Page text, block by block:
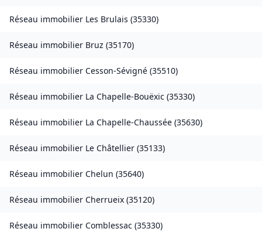
Réseau immobilier Les Brulais (35330)
Réseau immobilier Bruz (35170)
Réseau immobilier Cesson-Sévigné (35510)
Réseau immobilier La Chapelle-Bouëxic (35330)
Réseau immobilier La Chapelle-Chaussée (35630)
Réseau immobilier Le Châtellier (35133)
Réseau immobilier Chelun (35640)
Réseau immobilier Cherrueix (35120)
Réseau immobilier Comblessac (35330)